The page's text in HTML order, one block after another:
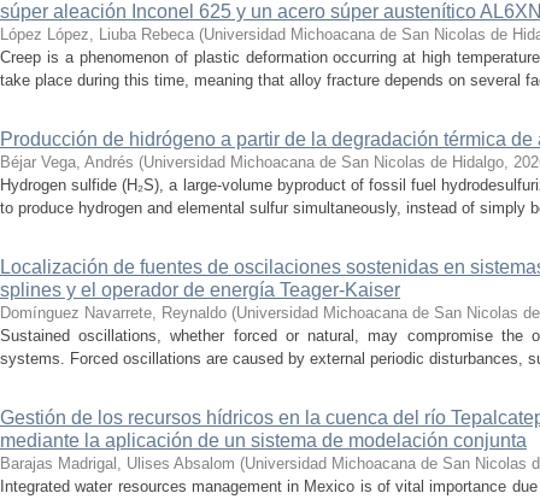
súper aleación Inconel 625 y un acero súper austenítico
López López, Liuba Rebeca (Universidad Michoacana de San Nicolas de
Creep is a phenomenon of plastic deformation occurring at high
take place during this time, meaning that alloy fracture depends on several
Producción de hidrógeno a partir de la degradación térmica
Béjar Vega, Andrés (Universidad Michoacana de San Nicolas de Hidalgo,
Hydrogen sulfide (H₂S), a large-volume byproduct of fossil fuel
to produce hydrogen and elemental sulfur simultaneously, instead of simply
Localización de fuentes de oscilaciones sostenidas en
splines y el operador de energía Teager-Kaiser
Domínguez Navarrete, Reynaldo (Universidad Michoacana de San Nicolas
Sustained oscillations, whether forced or natural, may compromise the
systems. Forced oscillations are caused by external periodic disturbances,
Gestión de los recursos hídricos en la cuenca del río
mediante la aplicación de un sistema de modelación conjunta
Barajas Madrigal, Ulises Absalom (Universidad Michoacana de San Nicolas
Integrated water resources management in Mexico is of vital importance